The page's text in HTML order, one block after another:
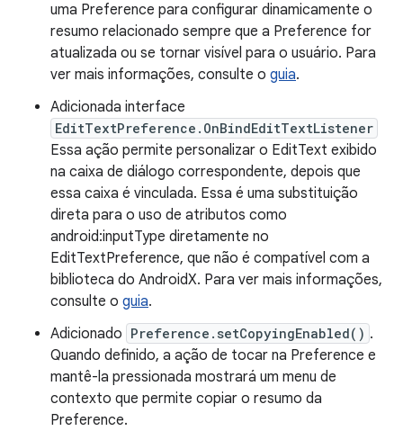
uma Preference para configurar dinamicamente o
resumo relacionado sempre que a Preference for
atualizada ou se tornar visível para o usuário. Para
ver mais informações, consulte o guia.
Adicionada interface
EditTextPreference.OnBindEditTextListener
Essa ação permite personalizar o EditText exibido
na caixa de diálogo correspondente, depois que
essa caixa é vinculada. Essa é uma substituição
direta para o uso de atributos como
android:inputType diretamente no
EditTextPreference, que não é compatível com a
biblioteca do AndroidX. Para ver mais informações,
consulte o guia.
Adicionado Preference.setCopyingEnabled() .
Quando definido, a ação de tocar na Preference e
mantê-la pressionada mostrará um menu de
contexto que permite copiar o resumo da
Preference.